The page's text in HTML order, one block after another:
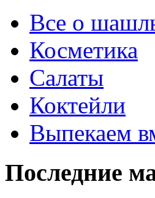
Все о
Косметика
Салаты
Коктейли
Выпекаем
Последние